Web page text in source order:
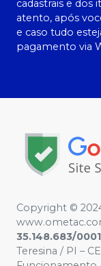
cadastrais e dos
atento, após
e caso tudo
pagamento via
Copyright ©
35.148.683/
Teresina / PI –